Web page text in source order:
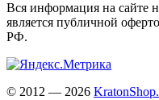
Вся информация на сайте
является публичной
РФ.
© 2012 — 2026